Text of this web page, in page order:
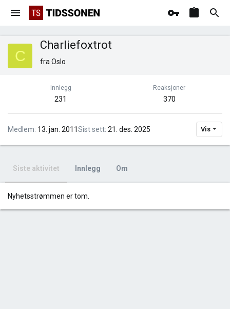
C
Charliefoxtrot
fra Oslo
Innlegg
231
Reaksjoner
370
Medlem 13. jan. 2011Sist sett 21. des. 2025 Vis
Siste aktivitet Innlegg Om
Nyhetsstrømmen er tom.